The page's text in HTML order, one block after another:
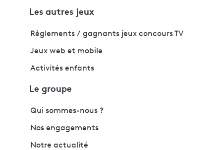
Les autres jeux
Règlements / gagnants jeux concours TV
Jeux web et mobile
Activités enfants
Le groupe
Qui sommes-nous ?
Nos engagements
Notre actualité